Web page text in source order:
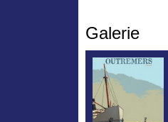
Galerie